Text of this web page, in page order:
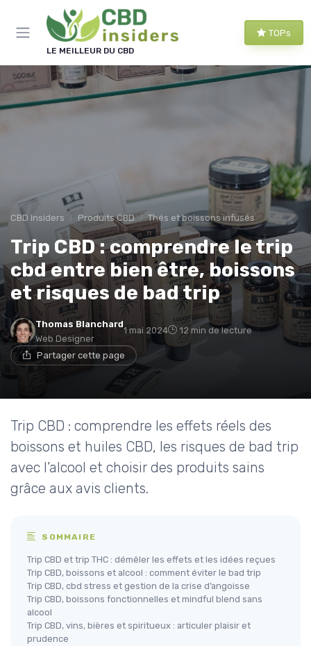
LE MEILLEUR DU CBD
TOPs
CBD Insiders Produits CBD Thés et boissons infusés
Trip CBD : comprendre le trip
cbd entre bien être, boissons
et risques de bad trip
Thomas Blanchard
Web Designer
1 mai 2024 12 min de lecture
Partager cette page
Trip CBD : comprendre les effets réels des
boissons et huiles CBD, les risques de bad trip
avec l’alcool et choisir des produits sains
grâce aux avis clients.
SOMMAIRE
Trip CBD et trip THC : démêler les effets et les idées reçues
Trip CBD, boissons et alcool : comment éviter le bad trip
Trip CBD, cbd stress et gestion de la crise d’angoisse
Trip CBD, boissons fonctionnelles et mindful blend sans
alcool
Trip CBD, vins, bières et spiritueux : articuler plaisir et
prudence
Panneau de gestion des cookies